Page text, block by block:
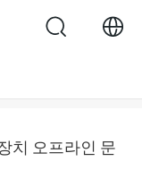
search
치 오프라인 문